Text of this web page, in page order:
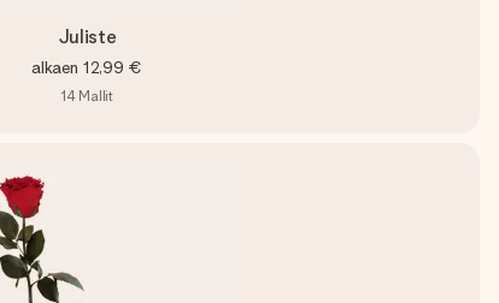
Juliste
alkaen 12,99 €
14 Mallit